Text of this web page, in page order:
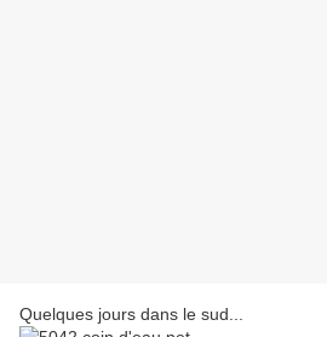
Quelques jours dans le sud...